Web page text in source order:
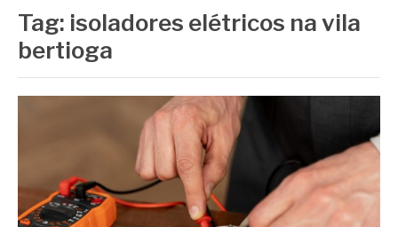
Tag: isoladores elétricos na vila
bertioga